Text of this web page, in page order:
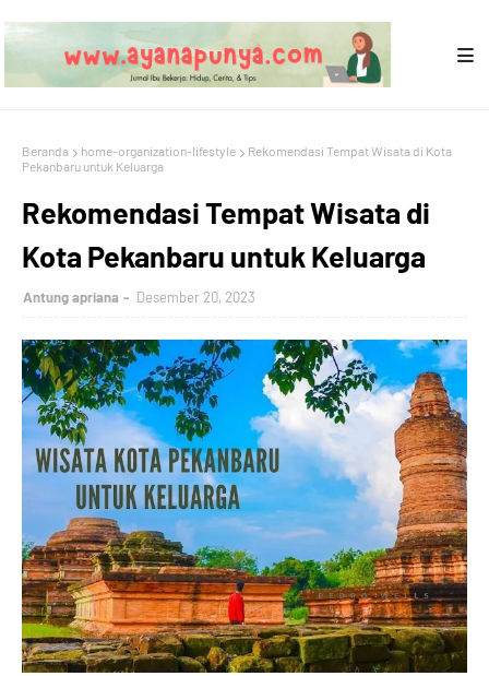
Beranda home-organization-lifestyle
Rekomendasi Tempat Wisata di Kota
Pekanbaru untuk Keluarga
Rekomendasi Tempat Wisata di
Kota Pekanbaru untuk Keluarga
Antung apriana Desember 20, 2023